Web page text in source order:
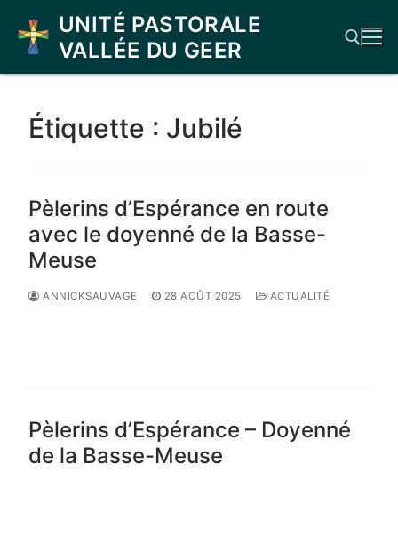
contenu
UNITÉ PASTORALE
VALLÉE DU GEER
Étiquette : Jubilé
Pèlerins d’Espérance en route
avec le doyenné de la Basse-
Meuse
ANNICKSAUVAGE 28 AOÛT 2025 ACTUALITÉ
Pèlerins d’Espérance – Doyenné
de la Basse-Meuse